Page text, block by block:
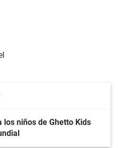
niños de Ghetto Kids